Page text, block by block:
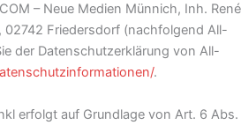
– Neue Medien Münnich, Inh. René
Friedersdorf (nachfolgend All-
der Datenschutzerklärung von All-
.
erfolgt auf Grundlage von Art. 6 Abs.